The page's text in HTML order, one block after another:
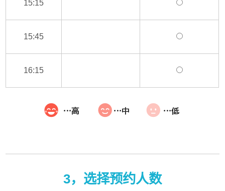
15:15
15:45
16:15
3，选择预约人数